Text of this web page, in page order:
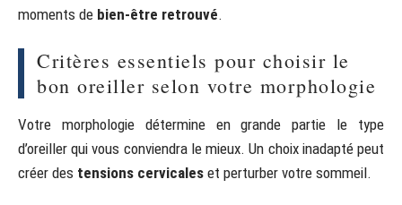
moments de bien-être retrouvé.
Critères essentiels pour choisir le
bon oreiller selon votre morphologie
Votre morphologie détermine en grande partie le type
d’oreiller qui vous conviendra le mieux. Un choix inadapté peut
créer des tensions cervicales et perturber votre sommeil.